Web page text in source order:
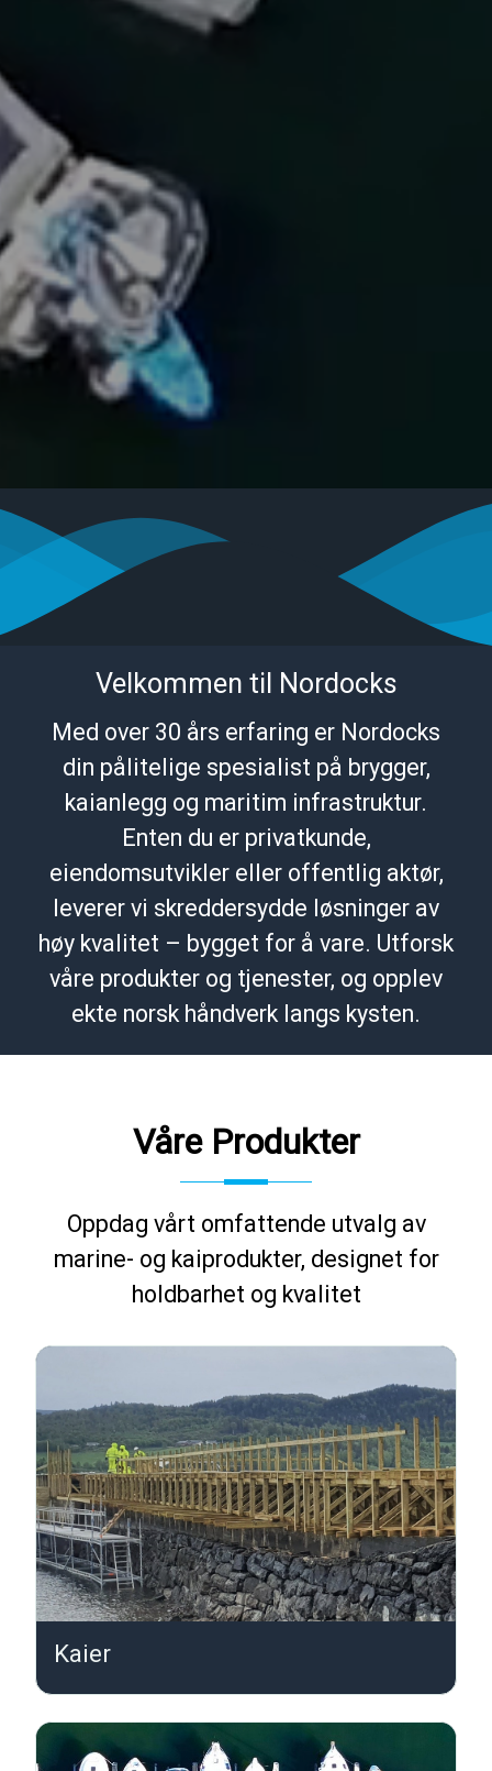
Velkommen til Nordocks
Med over 30 års erfaring er Nordocks
din pålitelige spesialist på brygger,
kaianlegg og maritim infrastruktur.
Enten du er privatkunde,
eiendomsutvikler eller offentlig aktør,
leverer vi skreddersydde løsninger av
høy kvalitet – bygget for å vare. Utforsk
våre produkter og tjenester, og opplev
ekte norsk håndverk langs kysten.
Våre Produkter
Oppdag vårt omfattende utvalg av
marine- og kaiprodukter, designet for
holdbarhet og kvalitet
Kaier